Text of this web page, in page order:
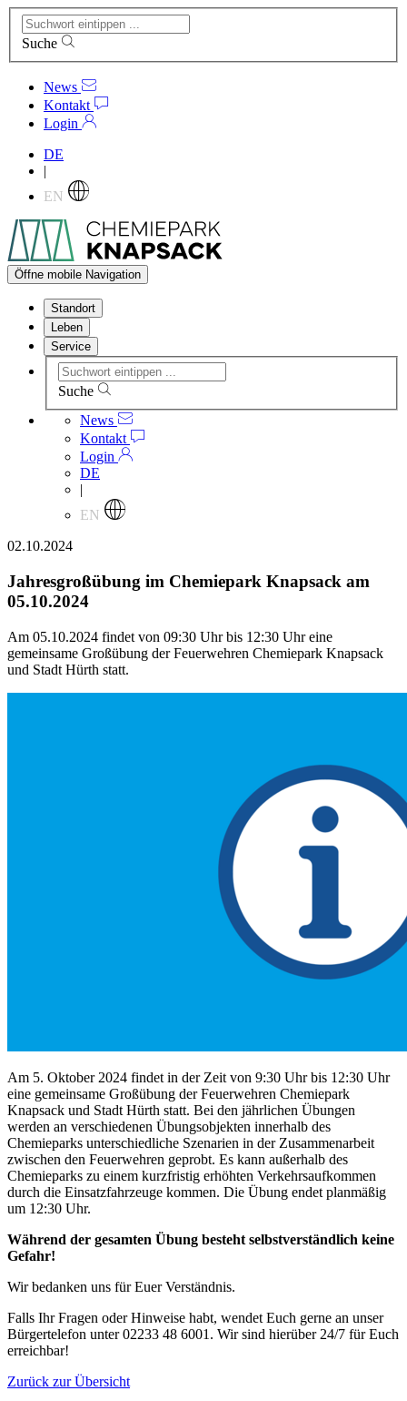
Suche
News
Kontakt
Login
DE
|
EN
Öffne mobile Navigation
Standort
Leben
Service
Suche
News
Kontakt
Login
DE
|
EN
02.10.2024
Jahresgroßübung im Chemiepark Knapsack am
05.10.2024
Am 05.10.2024 findet von 09:30 Uhr bis 12:30 Uhr eine
gemeinsame Großübung der Feuerwehren Chemiepark Knapsack
und Stadt Hürth statt.
Am 5. Oktober 2024 findet in der Zeit von 9:30 Uhr bis 12:30 Uhr
eine gemeinsame Großübung der Feuerwehren Chemiepark
Knapsack und Stadt Hürth statt. Bei den jährlichen Übungen
werden an verschiedenen Übungsobjekten innerhalb des
Chemieparks unterschiedliche Szenarien in der Zusammenarbeit
zwischen den Feuerwehren geprobt. Es kann außerhalb des
Chemieparks zu einem kurzfristig erhöhten Verkehrsaufkommen
durch die Einsatzfahrzeuge kommen. Die Übung endet planmäßig
um 12:30 Uhr.
Während der gesamten Übung besteht selbstverständlich keine
Gefahr!
Wir bedanken uns für Euer Verständnis.
Falls Ihr Fragen oder Hinweise habt, wendet Euch gerne an unser
Bürgertelefon unter 02233 48 6001. Wir sind hierüber 24/7 für Euch
erreichbar!
Zurück zur Übersicht